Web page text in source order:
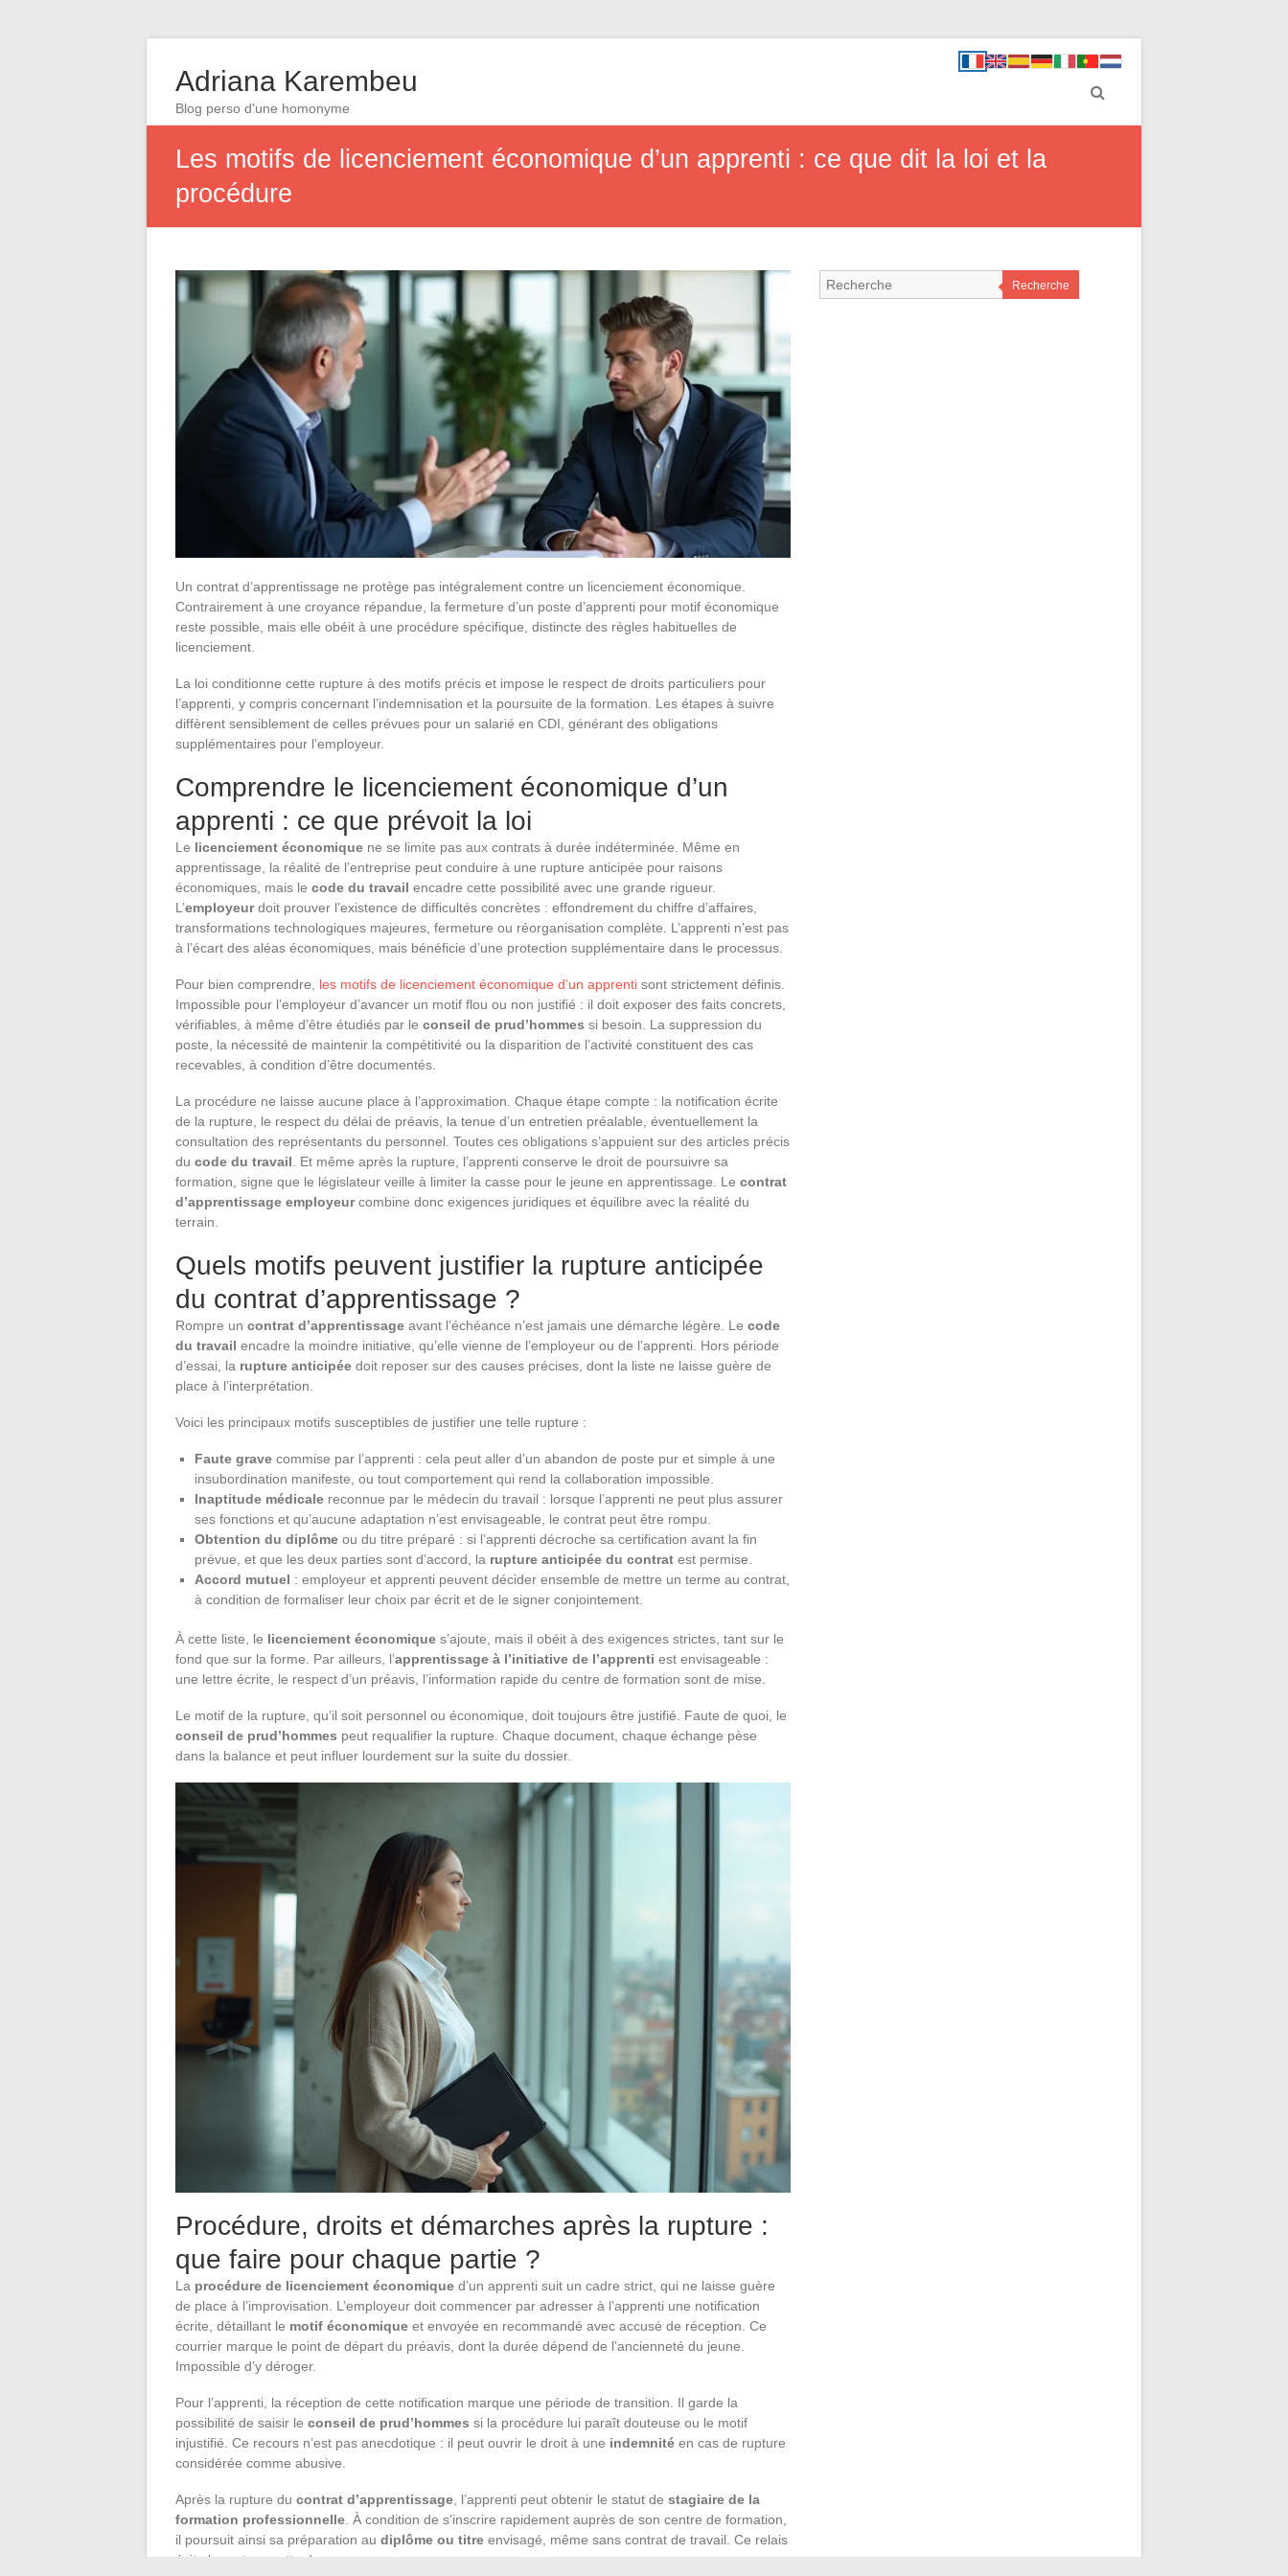
Adriana Karembeu
Blog perso d'une homonyme
Les motifs de licenciement économique d’un apprenti : ce que dit la loi et la
procédure
Un contrat d’apprentissage ne protège pas intégralement contre un licenciement économique.
Contrairement à une croyance répandue, la fermeture d’un poste d’apprenti pour motif économique
reste possible, mais elle obéit à une procédure spécifique, distincte des règles habituelles de
licenciement.
La loi conditionne cette rupture à des motifs précis et impose le respect de droits particuliers pour
l’apprenti, y compris concernant l’indemnisation et la poursuite de la formation. Les étapes à suivre
diffèrent sensiblement de celles prévues pour un salarié en CDI, générant des obligations
supplémentaires pour l’employeur.
Comprendre le licenciement économique d’un
apprenti : ce que prévoit la loi
Le licenciement économique ne se limite pas aux contrats à durée indéterminée. Même en
apprentissage, la réalité de l’entreprise peut conduire à une rupture anticipée pour raisons
économiques, mais le code du travail encadre cette possibilité avec une grande rigueur.
L’employeurdoit prouver l’existence de difficultés concrètes : effondrement du chiffre d’affaires,
transformations technologiques majeures, fermeture ou réorganisation complète. L’apprenti n’est pas
à l’écart des aléas économiques, mais bénéficie d’une protection supplémentaire dans le processus.
Pour bien comprendre, les motifs de licenciement économique d’un apprenti sont strictement définis.
Impossible pour l’employeur d’avancer un motif flou ou non justifié : il doit exposer des faits concrets,
vérifiables, à même d’être étudiés par le conseil de prud’hommes si besoin. La suppression du
poste, la nécessité de maintenir la compétitivité ou la disparition de l’activité constituent des cas
recevables, à condition d’être documentés.
La procédure ne laisse aucune place à l’approximation. Chaque étape compte : la notification écrite
de la rupture, le respect du délai de préavis, la tenue d’un entretien préalable, éventuellement la
consultation des représentants du personnel. Toutes ces obligations s’appuient sur des articles précis
du code du travail . Et même après la rupture, l’apprenti conserve le droit de poursuivre sa
formation, signe que le législateur veille à limiter la casse pour le jeune en apprentissage. Le contrat
d’apprentissage employeurcombine donc exigences juridiques et équilibre avec la réalité du
terrain.
Quels motifs peuvent justifier la rupture anticipée
du contrat d’apprentissage ?
Rompre un contrat d’apprentissage avant l’échéance n’est jamais une démarche légère. Le code
du travail encadre la moindre initiative, qu’elle vienne de l’employeur ou de l’apprenti. Hors période
d’essai, la rupture anticipée doit reposer sur des causes précises, dont la liste ne laisse guère de
place à l’interprétation.
Voici les principaux motifs susceptibles de justifier une telle rupture :
Faute grave commise par l’apprenti : cela peut aller d’un abandon de poste pur et simple à une
insubordination manifeste, ou tout comportement qui rend la collaboration impossible.
Inaptitude médicale reconnue par le médecin du travail : lorsque l’apprenti ne peut plus assurer
ses fonctions et qu’aucune adaptation n’est envisageable, le contrat peut être rompu.
Obtention du diplôme ou du titre préparé : si l’apprenti décroche sa certification avant la fin
prévue, et que les deux parties sont d’accord, la rupture anticipée du contrat est permise.
Accord mutuel : employeur et apprenti peuvent décider ensemble de mettre un terme au contrat,
à condition de formaliser leur choix par écrit et de le signer conjointement.
À cette liste, le licenciement économique s’ajoute, mais il obéit à des exigences strictes, tant sur le
fond que sur la forme. Par ailleurs, l’apprentissage à l’initiative de l’apprenti est envisageable :
une lettre écrite, le respect d’un préavis, l’information rapide du centre de formation sont de mise.
Le motif de la rupture, qu’il soit personnel ou économique, doit toujours être justifié. Faute de quoi, le
conseil de prud’hommes peut requalifier la rupture. Chaque document, chaque échange pèse
dans la balance et peut influer lourdement sur la suite du dossier.
Procédure, droits et démarches après la rupture :
que faire pour chaque partie ?
La procédure de licenciement économique d’un apprenti suit un cadre strict, qui ne laisse guère
de place à l’improvisation. L’employeur doit commencer par adresser à l’apprenti une notification
écrite, détaillant le motif économique et envoyée en recommandé avec accusé de réception. Ce
courrier marque le point de départ du préavis, dont la durée dépend de l’ancienneté du jeune.
Impossible d’y déroger.
Pour l’apprenti, la réception de cette notification marque une période de transition. Il garde la
possibilité de saisir le conseil de prud’hommes si la procédure lui paraît douteuse ou le motif
injustifié. Ce recours n’est pas anecdotique : il peut ouvrir le droit à une indemnité en cas de rupture
considérée comme abusive.
Après la rupture du contrat d’apprentissage , l’apprenti peut obtenir le statut de stagiaire de la
formation professionnelle . À condition de s’inscrire rapidement auprès de son centre de formation,
il poursuit ainsi sa préparation au diplôme ou titre envisagé, même sans contrat de travail. Ce relais
évite la rupture nette du parcours.
Recherche